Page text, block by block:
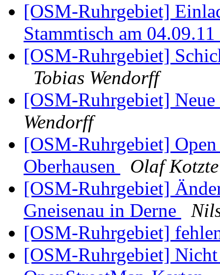
[OSM-Ruhrgebiet]
Stammtisch am 04.09.11
[OSM-Ruhrgebiet]
Tobias Wendorff
[OSM-Ruhrgebiet]
Wendorff
[OSM-Ruhrgebiet]
Oberhausen
Olaf Kotzte
[OSM-Ruhrgebiet]
Gneisenau in Derne
[OSM-Ruhrgebiet]
[OSM-Ruhrgebiet]